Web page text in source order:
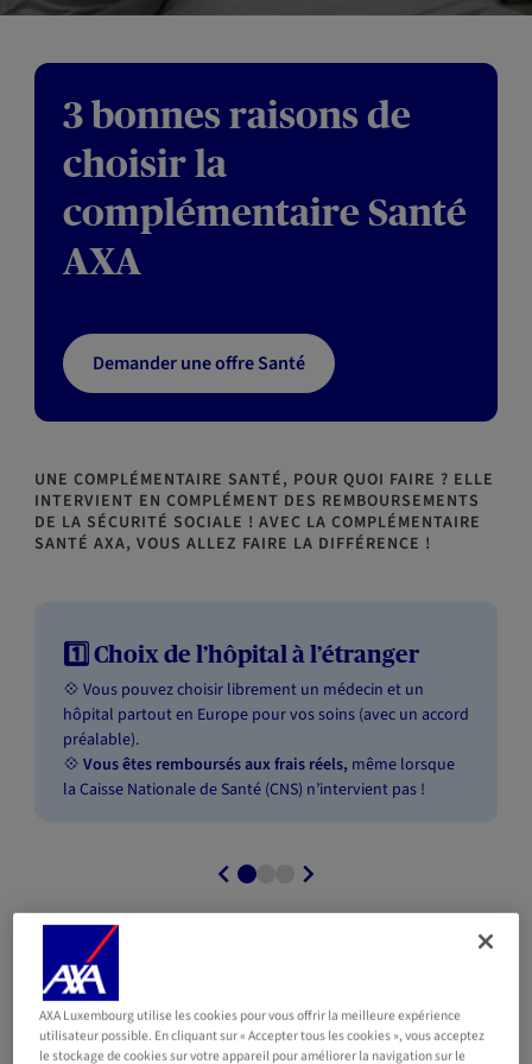
3 bonnes raisons de
choisir la
complémentaire Santé
AXA
Demander une offre Santé
UNE COMPLÉMENTAIRE SANTÉ, POUR QUOI FAIRE ? ELLE
INTERVIENT EN COMPLÉMENT DES REMBOURSEMENTS
DE LA SÉCURITÉ SOCIALE ! AVEC LA COMPLÉMENTAIRE
SANTÉ AXA, VOUS ALLEZ FAIRE LA DIFFÉRENCE !
1️⃣ Choix de l’hôpital à l’étranger ​
💠 Vous pouvez choisir librement un médecin et un
hôpital partout en Europe pour vos soins (avec un accord
préalable).
💠 Vous êtes remboursés aux frais réels, même lorsque
la Caisse Nationale de Santé (CNS) n’intervient pas !
AXA Luxembourg utilise les cookies pour vous offrir la meilleure expérience
utilisateur possible. En cliquant sur « Accepter tous les cookies », vous acceptez
le stockage de cookies sur votre appareil pour améliorer la navigation sur le